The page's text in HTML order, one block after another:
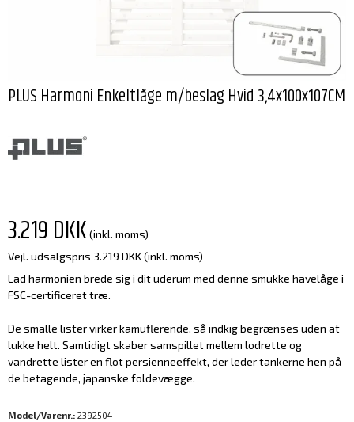
PLUS Harmoni Enkeltlåge m/beslag Hvid 3,4x100x107CM
3.219 DKK (inkl. moms)
Vejl. udsalgspris 3.219 DKK(inkl. moms)
Lad harmonien brede sig i dit uderum med denne smukke havelåge i
FSC-certificeret træ.
De smalle lister virker kamuflerende, så indkig begrænses uden at
lukke helt. Samtidigt skaber samspillet mellem lodrette og
vandrette lister en flot persienneeffekt, der leder tankerne hen på
de betagende, japanske foldevægge.
Model/Varenr.: 2392504